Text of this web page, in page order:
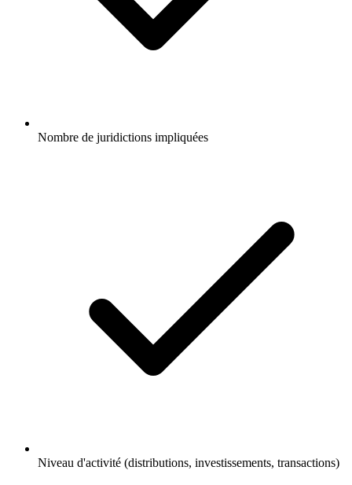
Nombre de juridictions impliquées
Niveau d'activité (distributions, investissements, transactions)